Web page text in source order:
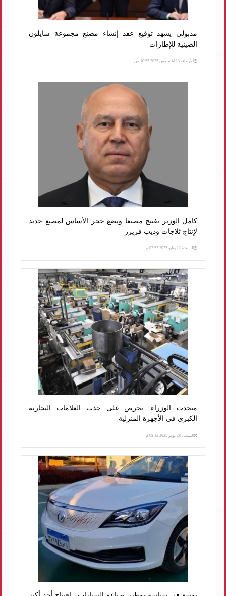
مدبولى يشهد توقيع عقد إنشاء مصنع مجموعة سايلون
الصينية للإطارات
الأربعاء، 13 أغسطس 2025 10:55 ص
كامل الوزير يفتتح مصنعا ويضع حجر الأساس لمصنع جديد
لإنتاج ثلاجات وديب فريزر
السبت، 12 يوليو 2025 02:53 م
متحدث الوزراء: نحرص على جذب العلامات التجارية
الكبرى فى الأجهزة المنزلية
السبت، 28 يونيو 2025 08:12 م